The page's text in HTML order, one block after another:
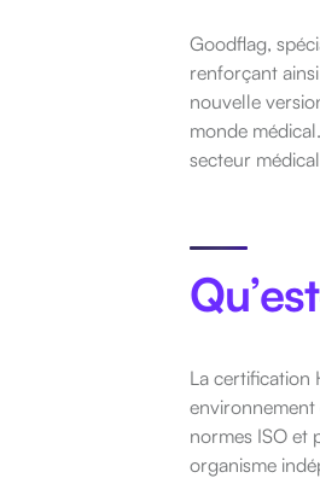
Goodflag,
renforçant
nouvelle
monde
secteur
La certification
environnement
normes ISO et
organisme